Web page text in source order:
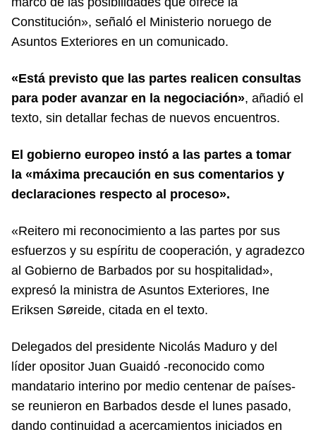
Constitución», señaló el Ministerio noruego de
Asuntos Exteriores en un comunicado.
«Está previsto que las partes realicen consultas
para poder avanzar en la negociación», añadió el
texto, sin detallar fechas de nuevos encuentros.
El gobierno europeo instó a las partes a tomar
la «máxima precaución en sus comentarios y
declaraciones respecto al proceso».
«Reitero mi reconocimiento a las partes por sus
esfuerzos y su espíritu de cooperación, y agradezco
al Gobierno de Barbados por su hospitalidad»,
expresó la ministra de Asuntos Exteriores, Ine
Eriksen Søreide, citada en el texto.
Delegados del presidente Nicolás Maduro y del
líder opositor Juan Guaidó -reconocido como
mandatario interino por medio centenar de países-
se reunieron en Barbados desde el lunes pasado,
dando continuidad a acercamientos iniciados en